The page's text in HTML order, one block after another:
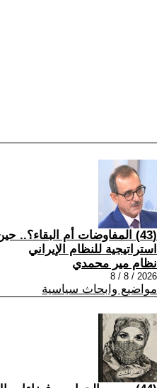
(43) المفاوضات أم البقاء؟..
استراتيجية للنظام الإيراني
نظام مير محمدي
2026 / 8 / 8
مواضيع وابحاث سياسية